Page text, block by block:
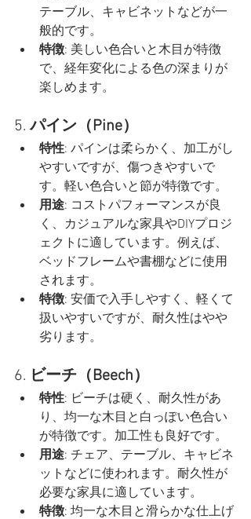
テーブル、キャビネットなどが一
般的です。
特徴: 美しい色合いと木目が特徴
で、経年変化による色の深まりが
楽しめます。
5. パイン（Pine）
特性: パインは柔らかく、加工がし
やすいですが、傷つきやすいで
す。軽い色合いと節が特徴です。
用途: コストパフォーマンスが良
く、カジュアルな家具やDIYプロジ
ェクトに適しています。例えば、
ベッドフレームや書棚などに使用
されます。
特徴: 安価で入手しやすく、軽くて
扱いやすいですが、耐久性はやや
劣ります。
6. ビーチ（Beech）
特性: ビーチは硬く、耐久性があ
り、均一な木目と白っぽい色合い
が特徴です。加工性も良好です。
用途: チェア、テーブル、キャビネ
ットなどに使われます。耐久性が
必要な家具に適しています。
特徴: 均一な木目と滑らかな仕上げ